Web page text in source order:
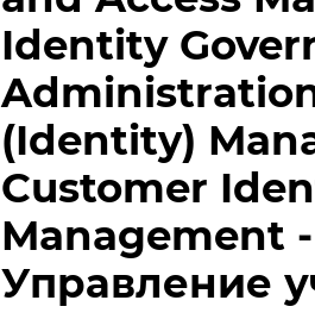
Identity
(Identity)
Customer
Management
Управление